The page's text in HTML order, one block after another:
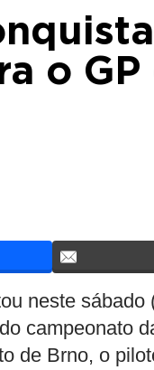
o
neste
campeonato
de Brno, o